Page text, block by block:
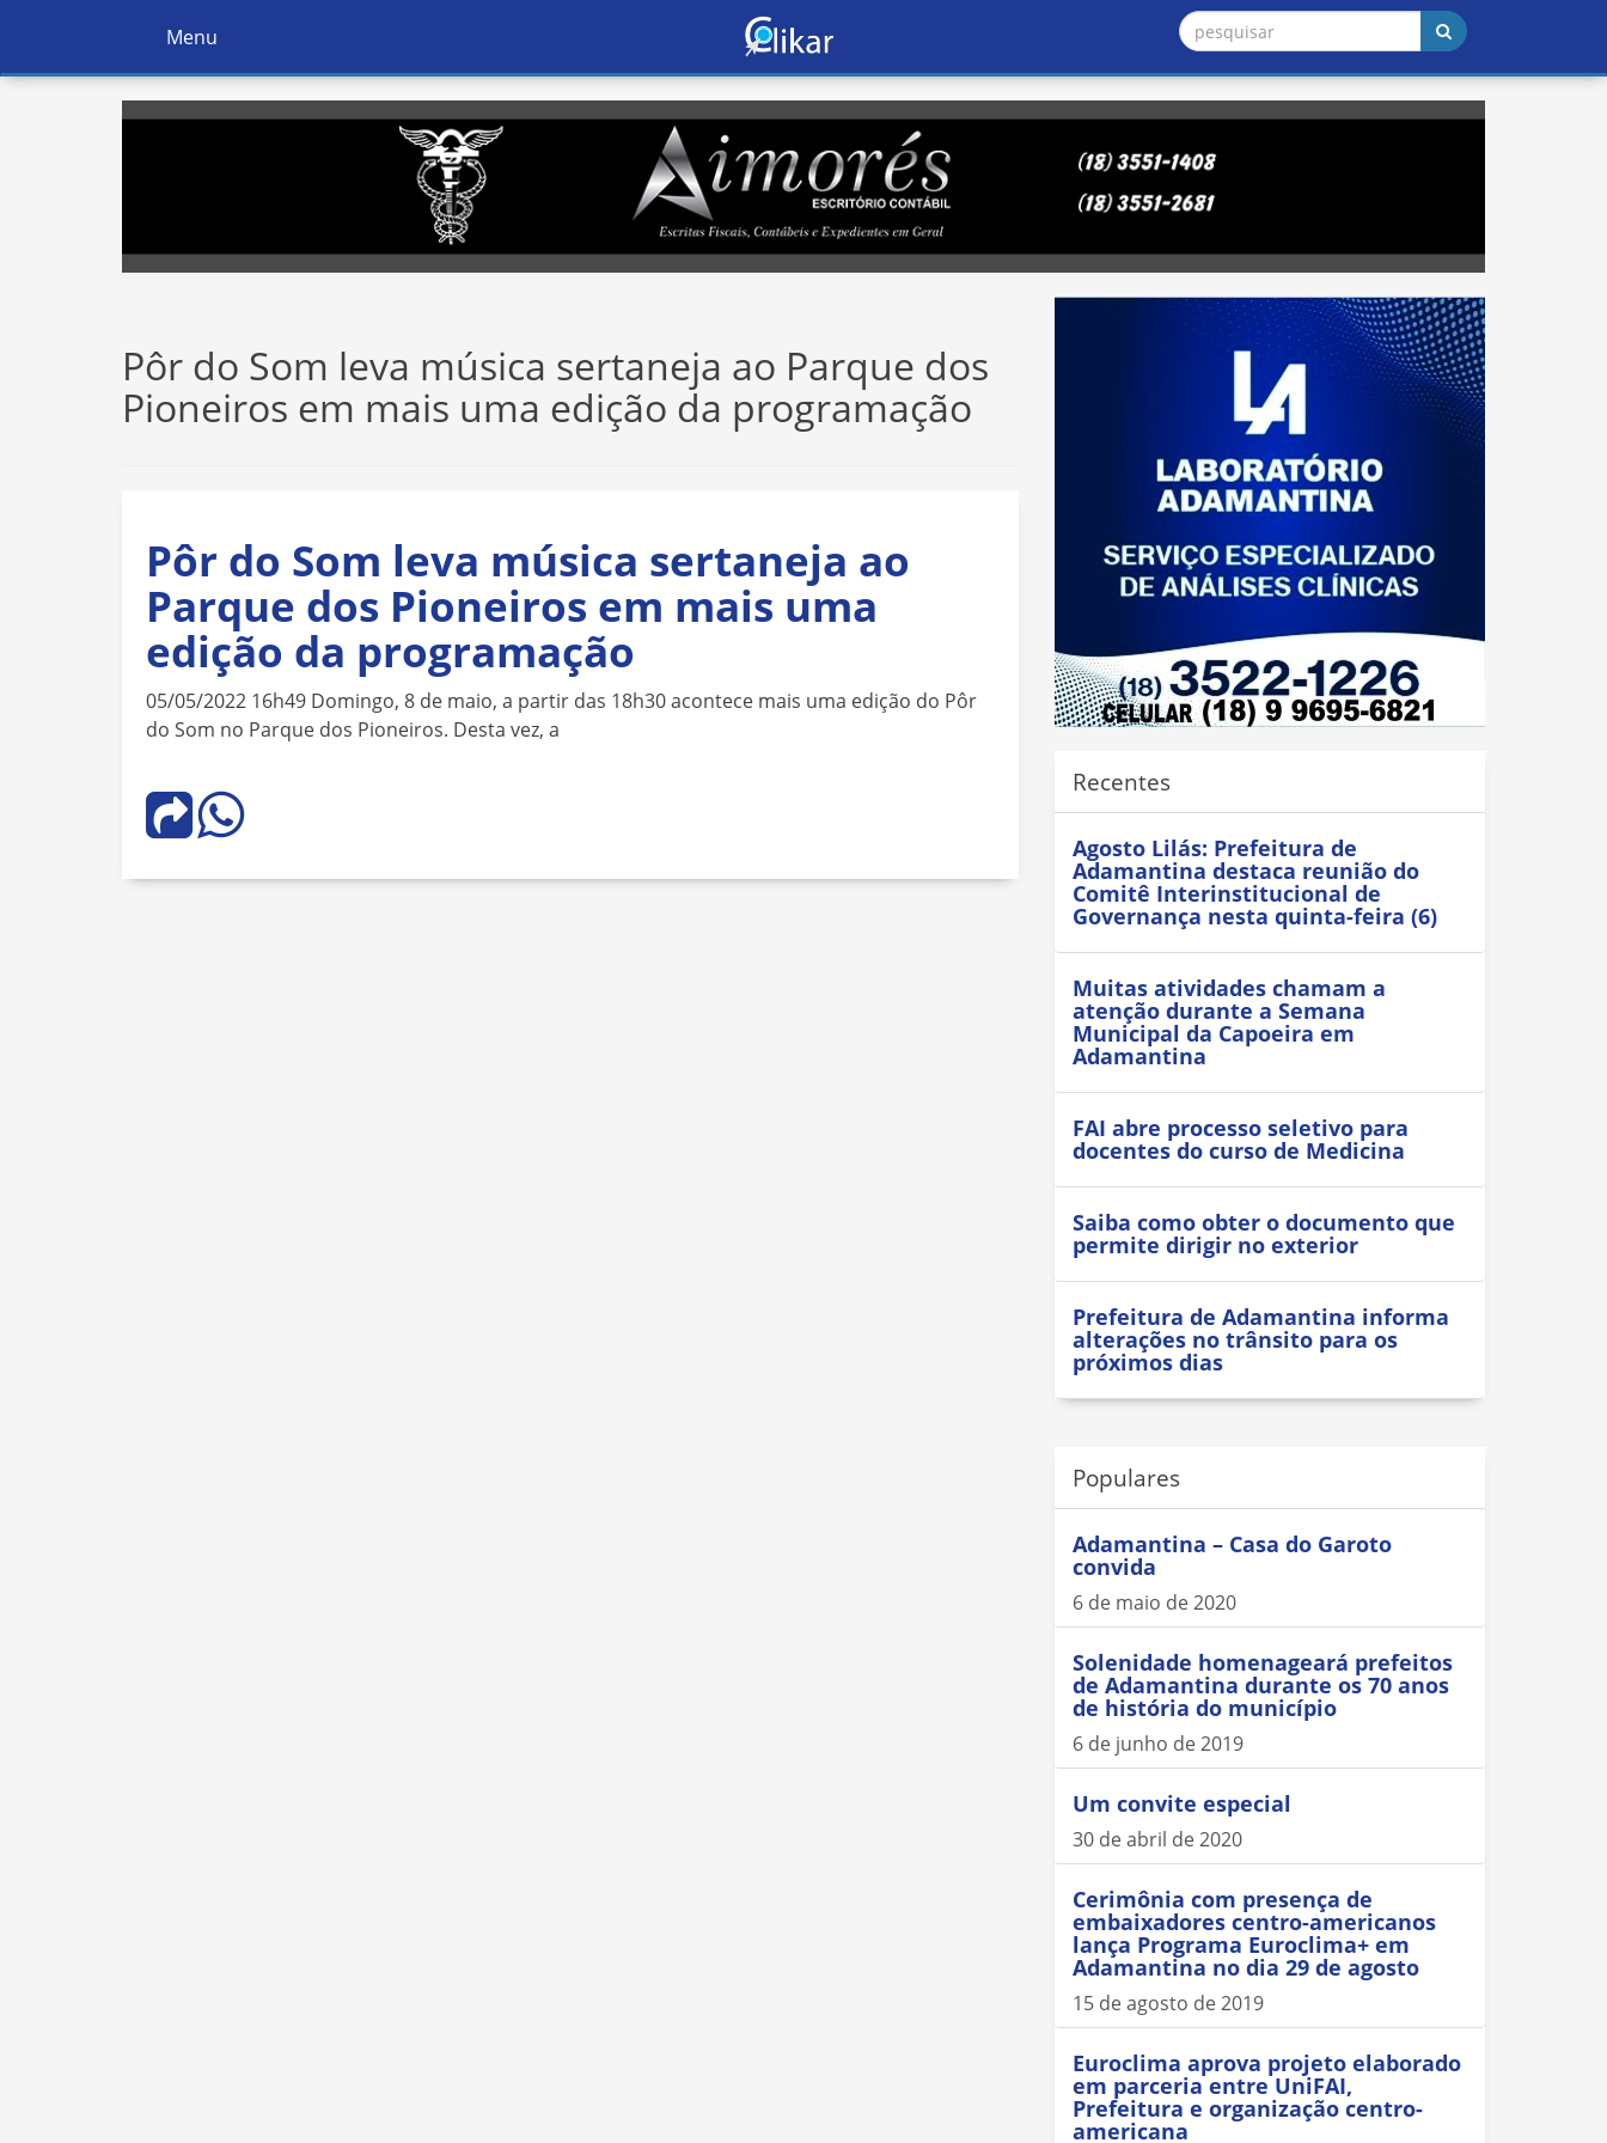
Ativar
Navegação
Menu
Pôr do Som leva música sertaneja ao Parque dos
Pioneiros em mais uma edição da programação
Pôr do Som leva música sertaneja ao
Parque dos Pioneiros em mais uma
edição da programação
05/05/2022 16h49 Domingo, 8 de maio, a partir das 18h30 acontece mais uma edição do Pôr
do Som no Parque dos Pioneiros. Desta vez, a
Recentes
Agosto Lilás: Prefeitura de
Adamantina destaca reunião do
Comitê Interinstitucional de
Governança nesta quinta-feira (6)
Muitas atividades chamam a
atenção durante a Semana
Municipal da Capoeira em
Adamantina
FAI abre processo seletivo para
docentes do curso de Medicina
Saiba como obter o documento que
permite dirigir no exterior
Prefeitura de Adamantina informa
alterações no trânsito para os
próximos dias
Populares
Adamantina – Casa do Garoto
convida
6 de maio de 2020
Solenidade homenageará prefeitos
de Adamantina durante os 70 anos
de história do município
6 de junho de 2019
Um convite especial
30 de abril de 2020
Cerimônia com presença de
embaixadores centro-americanos
lança Programa Euroclima+ em
Adamantina no dia 29 de agosto
15 de agosto de 2019
Euroclima aprova projeto elaborado
em parceria entre UniFAI,
Prefeitura e organização centro-
americana